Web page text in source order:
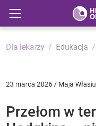
Dla lekarzy Edukacja
23 marca 2026 / Maja
Przełom w